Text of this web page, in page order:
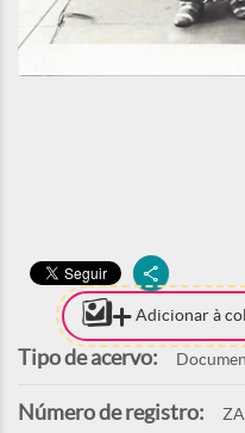
Adicionar à
Tipo de acervo:
Número de registro: